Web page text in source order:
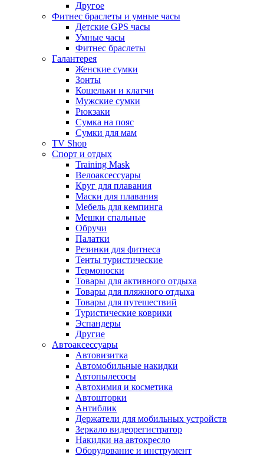
Другое
Фитнес браслеты и умные часы
Детские GPS часы
Умные часы
Фитнес браслеты
Галантерея
Женские сумки
Зонты
Кошельки и клатчи
Мужские сумки
Рюкзаки
Сумка на пояс
Сумки для мам
TV Shop
Спорт и отдых
Training Mask
Велоаксессуары
Круг для плавания
Маски для плавания
Мебель для кемпинга
Мешки спальные
Обручи
Палатки
Резинки для фитнеса
Тенты туристические
Термоноски
Товары для активного отдыха
Товары для пляжного отдыха
Товары для путешествий
Туристические коврики
Эспандеры
Другие
Автоаксессуары
Автовизитка
Автомобильные накидки
Автопылесосы
Автохимия и косметика
Автошторки
Антиблик
Держатели для мобильных устройств
Зеркало видеорегистратор
Накидки на автокресло
Оборудование и инструмент